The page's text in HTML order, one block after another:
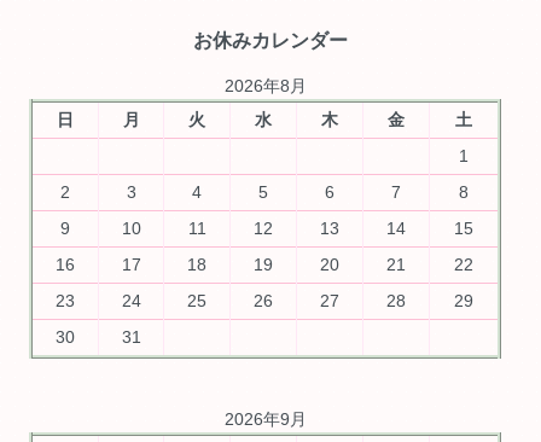
お休みカレンダー
2026年8月
日
月 火 水 木 金
土
1
2
3 4 5 6 7
8
9
10 11 12 13 14
15
16
17 18 19 20 21
22
23
24 25 26 27 28
29
30
31
2026年9月